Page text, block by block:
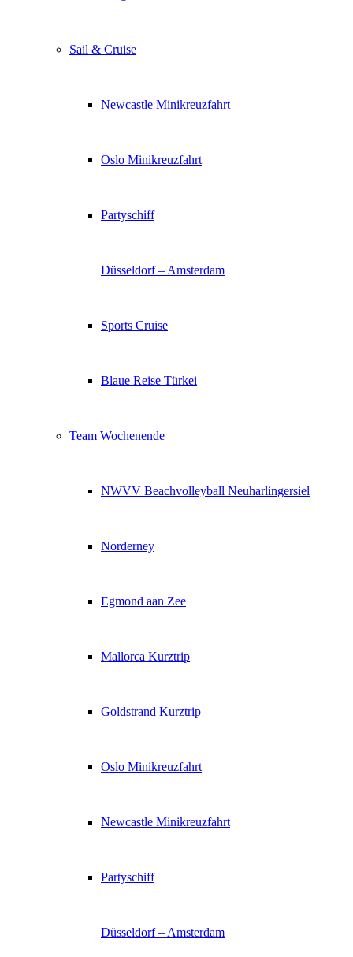
Sail & Cruise
Newcastle Minikreuzfahrt
Oslo Minikreuzfahrt
Partyschiff
Düsseldorf – Amsterdam
Sports Cruise
Blaue Reise Türkei
Team Wochenende
NWVV Beachvolleyball Neuharlingersiel
Norderney
Egmond aan Zee
Mallorca Kurztrip
Goldstrand Kurztrip
Oslo Minikreuzfahrt
Newcastle Minikreuzfahrt
Partyschiff
Düsseldorf – Amsterdam